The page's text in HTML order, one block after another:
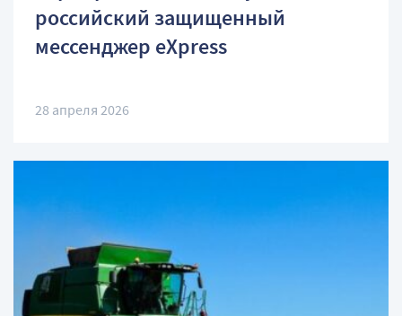
российский защищенный
мессенджер eXpress
28 апреля 2026